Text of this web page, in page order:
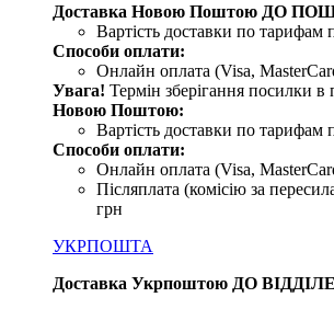
Доставка Новою Поштою ДО
Вартість доставки по тарифам
Способи оплати:
Онлайн оплата (Visa,
Увага! Термін зберігання посилки
Новою Поштою:
Вартість доставки по тарифам
Способи оплати:
Онлайн оплата (Visa,
Післяплата (комісію за
грн
УКРПОШТА
Доставка Укрпоштою ДО